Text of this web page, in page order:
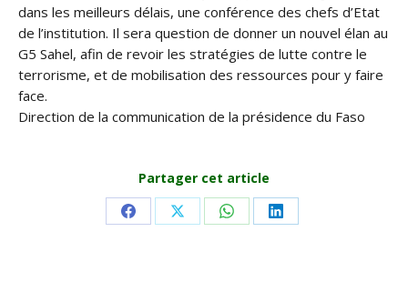
dans les meilleurs délais, une conférence des chefs d’Etat
de l’institution. Il sera question de donner un nouvel élan au
G5 Sahel, afin de revoir les stratégies de lutte contre le
terrorisme, et de mobilisation des ressources pour y faire
face.
Direction de la communication de la présidence du Faso
Partager cet article
Share Share Share Share